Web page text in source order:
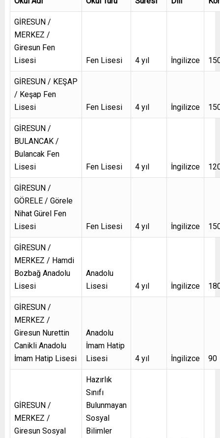
GİRESUN /
MERKEZ /
Giresun Fen
Lisesi
Fen Lisesi 4 yıl İngilizce
GİRESUN / KEŞAP
/ Keşap Fen
Lisesi
Fen Lisesi 4 yıl İngilizce
GİRESUN /
BULANCAK /
Bulancak Fen
Lisesi
Fen Lisesi 4 yıl İngilizce
GİRESUN /
GÖRELE / Görele
Nihat Gürel Fen
Lisesi
Fen Lisesi 4 yıl İngilizce
GİRESUN /
MERKEZ / Hamdi
Bozbağ Anadolu
Lisesi
Anadolu
Lisesi
4 yıl İngilizce
GİRESUN /
MERKEZ /
Giresun Nurettin
Canikli Anadolu
İmam Hatip Lisesi
Anadolu
İmam Hatip
Lisesi
4 yıl İngilizce 90
GİRESUN /
MERKEZ /
Giresun Sosyal
Hazırlık
Sınıfı
Bulunmayan
Sosyal
Bilimler